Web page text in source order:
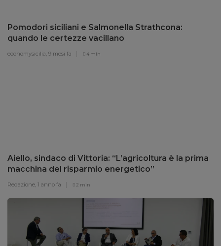
Pomodori siciliani e Salmonella Strathcona:
quando le certezze vacillano
economysicilia, 9 mesi fa 4 min
Aiello, sindaco di Vittoria: “L’agricoltura è la prima
macchina del risparmio energetico”
Redazione, 1 anno fa 2 min